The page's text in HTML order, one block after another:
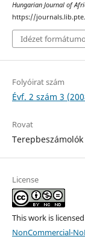
Hungarian Journal of
https://
Idézet
Folyóirat szám
Évf. 2 szám 3
Rovat
Terepbeszámolók
License
This work is
NonCommercial-